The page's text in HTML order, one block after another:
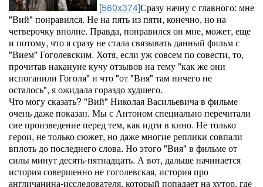
[560x374]Сразу начну с главного: мне
"Вий" понравился. Не на пять из пяти, конечно, но на
четверочку вполне. Правда, понравился он мне, может, еще
и потому, что я сразу не стала связывать данный фильм с
"Вием" Гоголевским. Хотя, если уж совсем по совести, то,
прочитав накануне кучу отзывов на тему "как же они
испоганили Гоголя" и что "от "Вия" там ничего не
осталось", я ожидала гораздо худшего.
Что могу сказать? "Вий" Николая Васильевича в фильме
очень даже показан. Мы с Антоном специально перечитали
сие произведение перед тем, как идти в кино. Не только
герои, не только сюжет, но даже многие реплики совпали
вплоть до последнего слова. Но этого "Вия" в фильме от
силы минут десять-пятнадцать. А вот, дальше начинается
история совершенно не гоголевская, история про
англичанина-исследователя, который попадает на хутор, где